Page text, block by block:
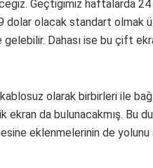
Geçtiğimiz haftalarda
dolar olacak standart olmak
Dahası ise bu çift
olarak birbirleri ile
da bulunacakmış. Bu
eklenmelerinin de yolunu